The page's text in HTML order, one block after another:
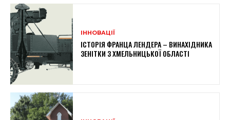
ІННОВАЦІЇ
ІСТОРІЯ ФРАНЦА ЛЕНДЕРА – ВИНАХІДНИКА
ЗЕНІТКИ З ХМЕЛЬНИЦЬКОЇ ОБЛАСТІ